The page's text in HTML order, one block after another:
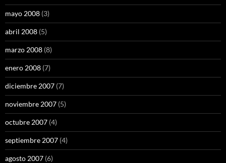
mayo 2008 (3)
abril 2008 (5)
marzo 2008 (8)
enero 2008 (7)
diciembre 2007 (7)
noviembre 2007 (5)
octubre 2007 (4)
septiembre 2007 (4)
agosto 2007 (6)